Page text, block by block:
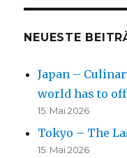
NEUESTE
Japan –
world has to
15. Mai 2026
Tokyo – The
15. Mai 2026